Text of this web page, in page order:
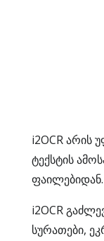
i2OCR არის
ტექსტის
ფაილებიდან.
i2OCR
სურათები,